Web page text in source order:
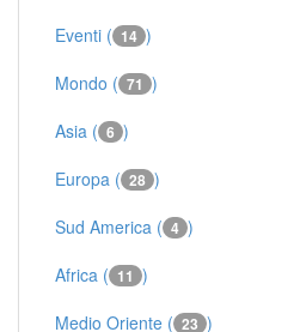
Eventi ( 14 )
Mondo ( 71 )
Asia ( 6 )
Europa ( 28 )
Sud America ( 4 )
Africa ( 11 )
Medio Oriente ( 23 )